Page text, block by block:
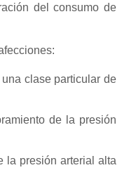
del consumo de
clase particular de
de la presión
la presión arterial alta